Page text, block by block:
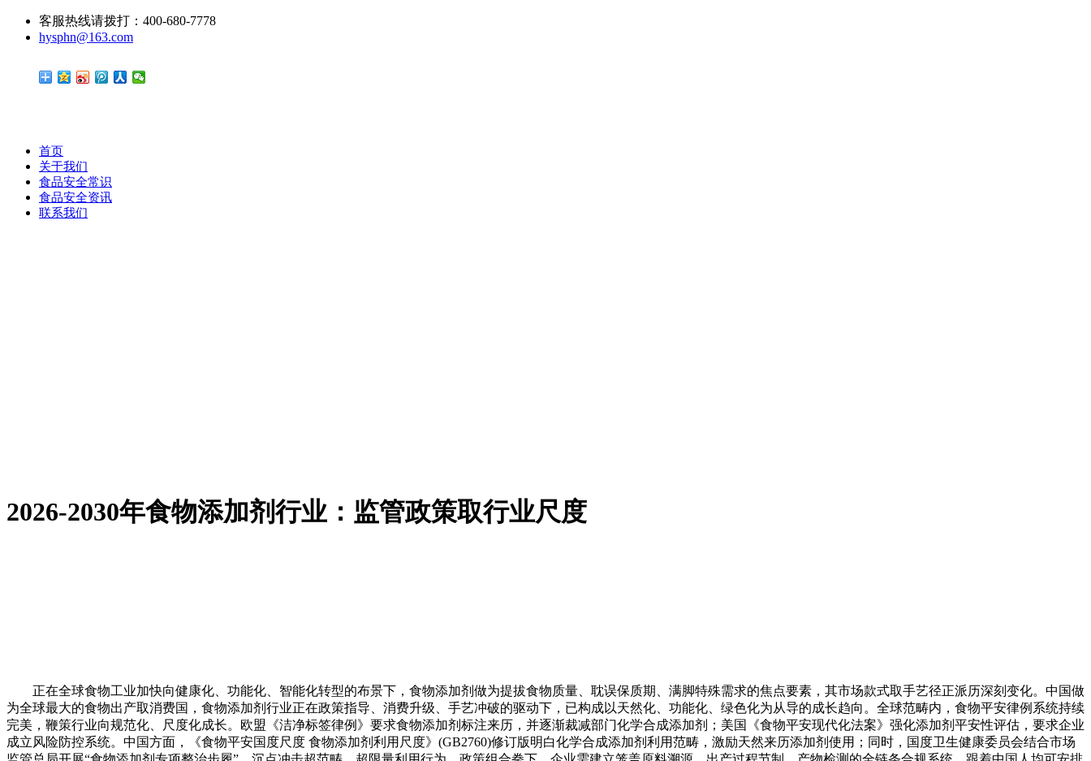
客服热线请拨打：400-680-7778
hysphn@163.com
首页
关于我们
食品安全常识
食品安全资讯
联系我们
2026-2030年食物添加剂行业：监管政策取行业尺度
正在全球食物工业加快向健康化、功能化、智能化转型的布景下，食物添加剂做为提拔食物质量、耽误保质期、满脚特殊需求的焦点要素，其市场款式取手艺径正派历深刻变化。中国做
为全球最大的食物出产取消费国，食物添加剂行业正在政策指导、消费升级、手艺冲破的驱动下，已构成以天然化、功能化、绿色化为从导的成长趋向。全球范畴内，食物平安律例系统持续
完美，鞭策行业向规范化、尺度化成长。欧盟《洁净标签律例》要求食物添加剂标注来历，并逐渐裁减部门化学合成添加剂；美国《食物平安现代化法案》强化添加剂平安性评估，要求企业
成立风险防控系统。中国方面，《食物平安国度尺度 食物添加剂利用尺度》(GB2760)修订版明白化学合成添加剂利用范畴，激励天然来历添加剂使用；同时，国度卫生健康委员会结合市场